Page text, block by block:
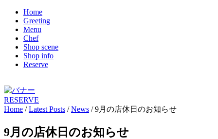
Home
Greeting
Menu
Chef
Shop scene
Shop info
Reserve
RESERVE
Home /Latest Posts /News /9月の店休日のお知らせ
9月の店休日のお知らせ